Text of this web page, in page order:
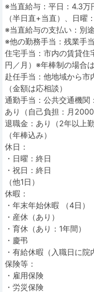
※当直給与：平日：4.3万
（半日直+当直）、日曜
※当直給与の支払い：別
※他の勤務手当：残業手当
住宅手当：市内の賃貸住
円／月）※年棒制の場合
赴任手当：他地域から市
（金額は応相談）
通勤手当：公共交通機
あり（自己負担：月2000
退職金：あり（2年以上
（年棒込み）
休日：
・日曜：終日
・祝日：終日
（他1日）
休暇：
・年末年始休暇 （4日）
・産休（あり）
・育休（あり：1年間）
・慶弔
・有給休暇（入職日に院
保険等：
・雇用保険
・労災保険